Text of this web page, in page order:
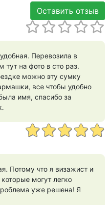
Оставить отзыв
Перевозила в
тут на фото в сто раз.
можно эту сумку
все чтобы удобно
имя, спасибо за
Потому что я визажист и
могут легко
уже решена! Я